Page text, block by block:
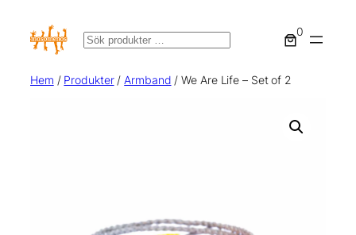
Sök
0
Hem / Produkter/ Armband / We Are Life – Set of 2